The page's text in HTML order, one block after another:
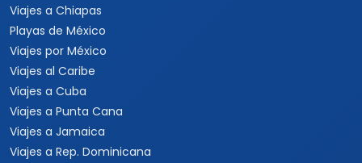
Viajes a Chiapas
Playas de México
Viajes por México
Viajes al Caribe
Viajes a Cuba
Viajes a Punta Cana
Viajes a Jamaica
Viajes a Rep. Dominicana